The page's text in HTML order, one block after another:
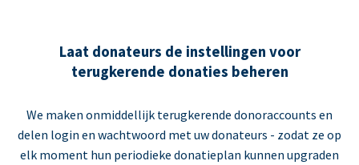
Laat donateurs de instellingen voor
terugkerende donaties beheren
We maken onmiddellijk terugkerende donoraccounts en
delen login en wachtwoord met uw donateurs - zodat ze op
elk moment hun periodieke donatieplan kunnen upgraden